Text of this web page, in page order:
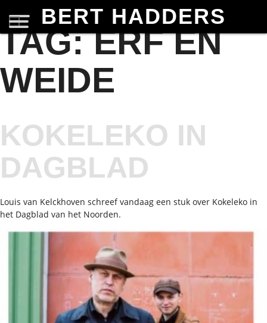
BERT HADDERS
TAG:ERF EN
WEIDE
KOKELEKO IN
DAGBLAD
Louis van Kelckhoven schreef vandaag een stuk over Kokeleko in
het Dagblad van het Noorden.